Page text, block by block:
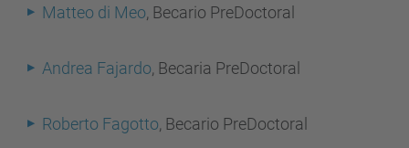
Matteo di Meo, Becario PreDoctoral
Andrea Fajardo, Becaria PreDoctoral
Roberto Fagotto, Becario PreDoctoral